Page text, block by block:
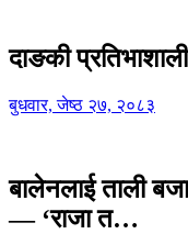
दाङकी
बुधवार, जेष्ठ २७, २०८३
बालेनलाई ताली
— ‘राजा त…